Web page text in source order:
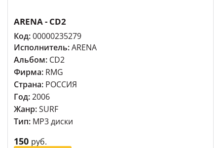
ARENA - CD2
Код:00000235279
Исполнитель:ARENA
Альбом: CD2
Фирма: RMG
Страна: РОССИЯ
Год:2006
Жанр:SURF
Тип: MP3 диски
150 руб.